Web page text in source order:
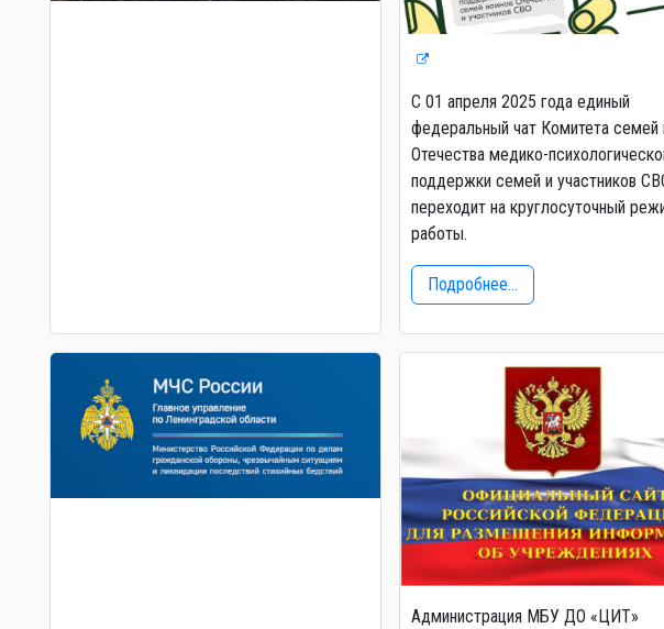
С 01 апреля 2025 года единый
федеральный чат Комитета семей
Отечества медико-
поддержки семей и участников
переходит на круглосуточный
работы.
Подробнее...
Администрация МБУ ДО «ЦИТ»